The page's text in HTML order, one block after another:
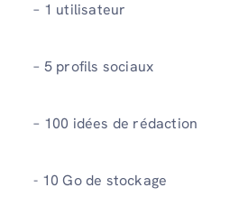
– 1 utilisateur
– 5 profils sociaux
– 100 idées de rédaction
- 10 Go de stockage